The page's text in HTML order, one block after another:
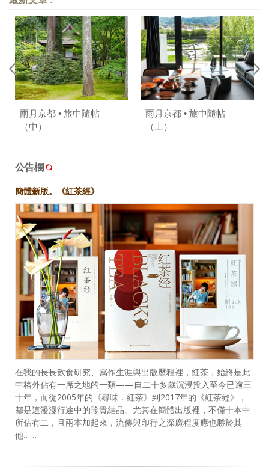
雨月京都 • 旅中隨帖
（中）
雨月京都 • 旅中隨帖
（上）
公告欄
簡體新版。《紅茶經》
在我的長長飲食研究、寫作生涯與出版歷程裡，紅茶，始終是此
中格外佔有一席之地的一類——自二十多歲沉浸投入至今已逾三
十年，而從2005年的《尋味．紅茶》到2017年的《紅茶經》，
都是這漫漫行途中的珍貴結晶。尤其在簡體出版裡，不僅十本中
所佔有二，且兩本加起來，流傳與印行之深廣程度應也勝於其
他……